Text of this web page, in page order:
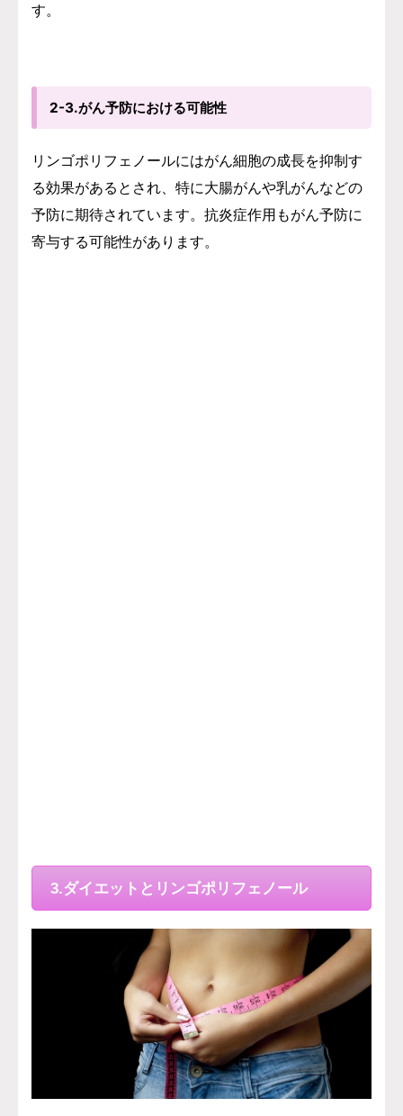
す。
2-3.がん予防における可能性
リンゴポリフェノールにはがん細胞の成長を抑制す
る効果があるとされ、特に大腸がんや乳がんなどの
予防に期待されています。抗炎症作用もがん予防に
寄与する可能性があります。
3.ダイエットとリンゴポリフェノール